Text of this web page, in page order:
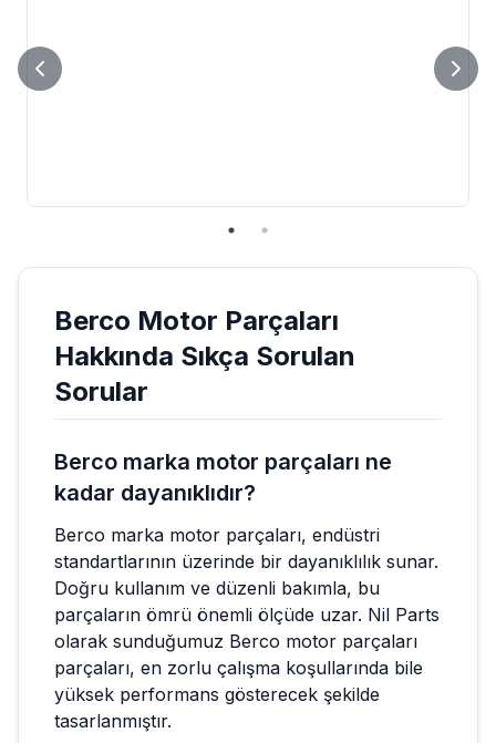
Berco Motor Parçaları
Hakkında Sıkça Sorulan
Sorular
Berco marka motor parçaları ne
kadar dayanıklıdır?
Berco marka motor parçaları, endüstri
standartlarının üzerinde bir dayanıklılık sunar.
Doğru kullanım ve düzenli bakımla, bu
parçaların ömrü önemli ölçüde uzar. Nil Parts
olarak sunduğumuz Berco motor parçaları
parçaları, en zorlu çalışma koşullarında bile
yüksek performans gösterecek şekilde
tasarlanmıştır.